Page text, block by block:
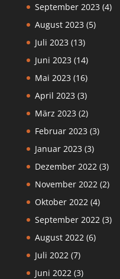
September 2023 (4)
August 2023 (5)
Juli 2023 (13)
Juni 2023 (14)
Mai 2023 (16)
April 2023 (3)
März 2023 (2)
Februar 2023 (3)
Januar 2023 (3)
Dezember 2022(3)
November 2022(2)
Oktober 2022(4)
September 2022(3)
August 2022(6)
Juli 2022(7)
Juni 2022(3)